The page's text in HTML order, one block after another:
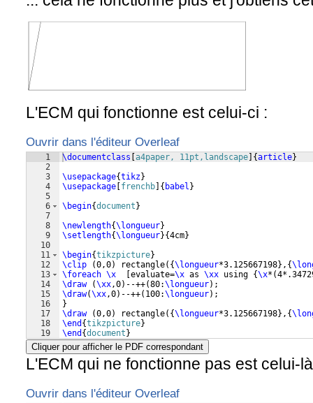
L'ECM qui fonctionne est celui-ci :
Ouvrir dans l'éditeur Overleaf
1
2
3
4
5
6
7
8
9
10
11
12
13
14
15
16
17
18
19
\documentclass a4paper, 11pt,landscape {article}
\usepackage{tikz}
\usepackage frenchb { babel }
\begin{document }
\newlength{\longueur}
\setlength{\longueur}{4cm}
\begin{tikzpicture}
\clip
(0,0) rectangle({\longueur*3.125667198} , {
\foreach \x evaluate=\x as \xx using {\x* (
\draw
(\xx,0) --++(80:\longueur) ;
\draw(\xx,0) --++( 100:\longueur) ;
}
\draw
(0,0) rectangle({\longueur*3.125667198} , {
\end {tikzpicture}
\end {document }
Cliquer pour afficher le PDF correspondant
L'ECM qui ne fonctionne pas est celui-
Ouvrir dans l'éditeur Overleaf